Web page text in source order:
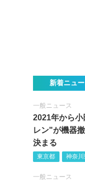
新着ニュ
一般ニュース
2021年から
レン"が機器
決まる
東京都 神奈川
一般ニュース